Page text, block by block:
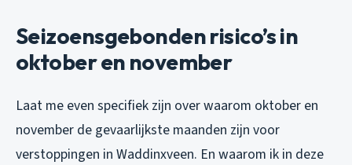
Seizoensgebonden risico’s in
oktober en november
Laat me even specifiek zijn over waarom oktober en
november de gevaarlijkste maanden zijn voor
verstoppingen in Waddinxveen. En waarom ik in deze